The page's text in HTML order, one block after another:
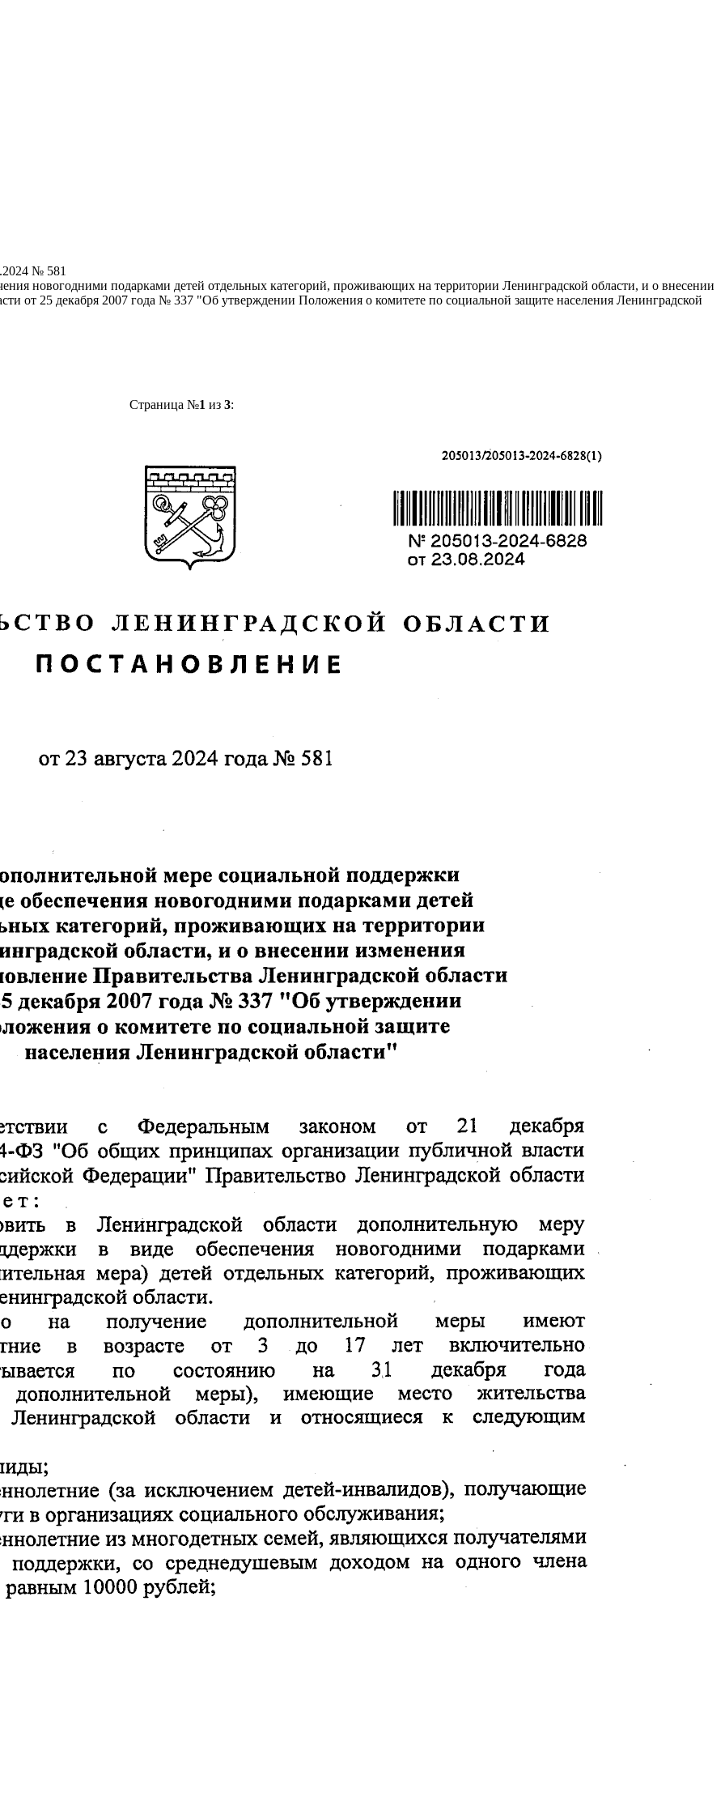
№ 581
новогодними подарками детей отдельных категорий, проживающих на территории Ленинградской области, и о внесении
от 25 декабря 2007 года № 337 "Об утверждении Положения о комитете по социальной защите населения Ленинградской
Страница №1 из 3: